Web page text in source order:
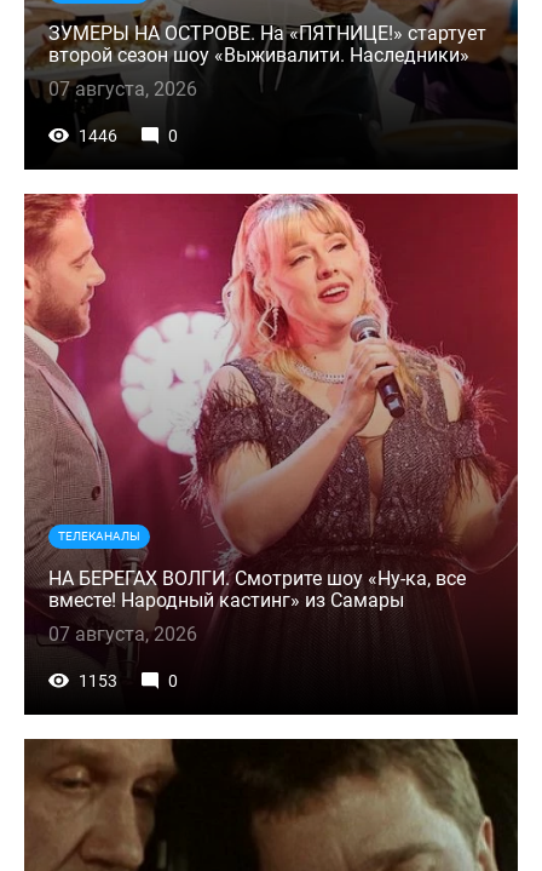
ЗУМЕРЫ НА ОСТРОВЕ. На «ПЯТНИЦЕ!» стартует
второй сезон шоу «Выживалити. Наследники»
07 августа, 2026
1446 0
ТЕЛЕКАНАЛЫ
НА БЕРЕГАХ ВОЛГИ. Смотрите шоу «Ну-ка, все
вместе! Народный кастинг» из Самары
07 августа, 2026
1153 0